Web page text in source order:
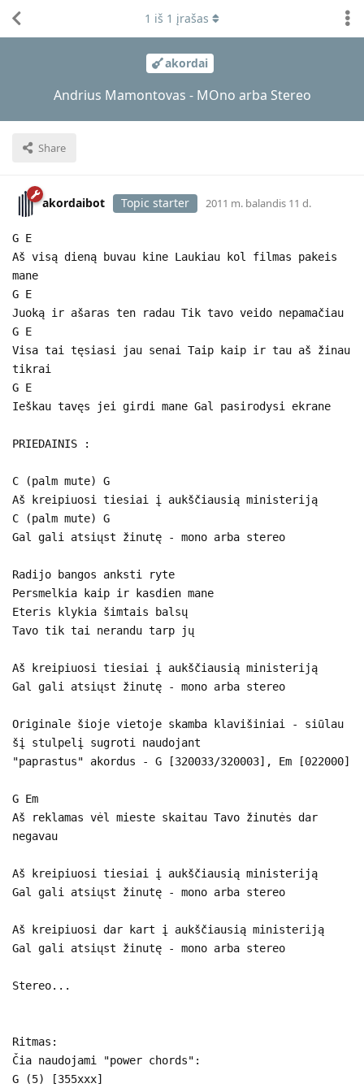
akordai
Andrius Mamontovas - MOno arba Stereo
Share
1 iš 1 įrašas
akordaibot Topic starter 2011 m. balandis 11 d.
G E
Aš visą dieną buvau kine Laukiau kol filmas pakeis
mane
G E
Juoką ir ašaras ten radau Tik tavo veido nepamačiau
G E
Visa tai tęsiasi jau senai Taip kaip ir tau aš žinau
tikrai
G E
Ieškau tavęs jei girdi mane Gal pasirodysi ekrane
PRIEDAINIS :
C (palm mute) G
Aš kreipiuosi tiesiai į aukščiausią ministeriją
C (palm mute) G
Gal gali atsiųst žinutę - mono arba stereo
Radijo bangos anksti ryte
Persmelkia kaip ir kasdien mane
Eteris klykia šimtais balsų
Tavo tik tai nerandu tarp jų
Aš kreipiuosi tiesiai į aukščiausią ministeriją
Gal gali atsiųst žinutę - mono arba stereo
Originale šioje vietoje skamba klavišiniai - siūlau
šį stulpelį sugroti naudojant
"paprastus" akordus - G [320033/320003], Em [022000]
G Em
Aš reklamas vėl mieste skaitau Tavo žinutės dar
negavau
Aš kreipiuosi tiesiai į aukščiausią ministeriją
Gal gali atsiųst žinutę - mono arba stereo
Aš kreipiuosi dar kart į aukščiausią ministeriją
Gal gali atsiųst žinutę - mono arba stereo
Stereo...
Ritmas:
Čia naudojami "power chords":
G (5) [355xxx]